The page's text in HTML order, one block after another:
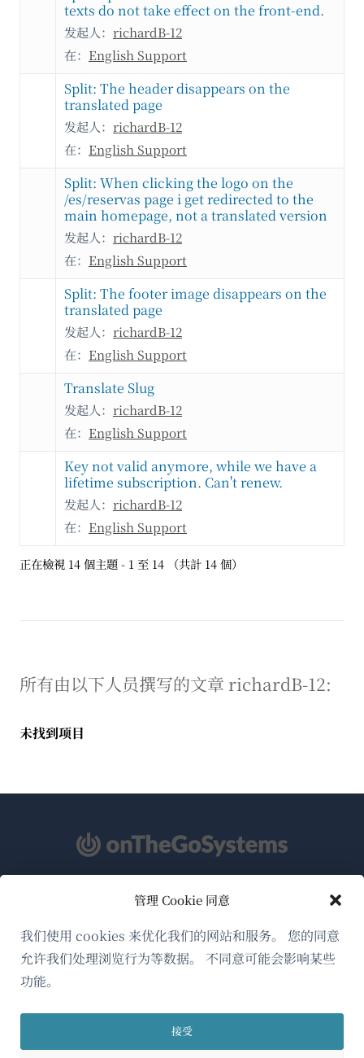
管理 Cookie 同意
我们使用 cookies 来优化我们的网站和服务。 您的同意
允许我们处理浏览行为等数据。 不同意可能会影响某些
功能。
接受
texts do not take effect on the front-end.
发起人： richardB-12
在： English Support
Split: The header disappears on the
translated page
发起人： richardB-12
在： English Support
Split: When clicking the logo on the
/es/reservas page i get redirected to the
main homepage, not a translated version
发起人： richardB-12
在： English Support
Split: The footer image disappears on the
translated page
发起人： richardB-12
在： English Support
Translate Slug
发起人： richardB-12
在： English Support
Key not valid anymore, while we have a
lifetime subscription. Can't renew.
发起人： richardB-12
在： English Support
正在檢視 14 個主題 - 1 至 14 （共計 14 個）
所有由以下人员撰写的文章 richardB-12:
未找到项目
简体中文
关于WPML
GDPR与隐私政策
加入我们的团队（在
中
新
口
新
窗
口
新
口